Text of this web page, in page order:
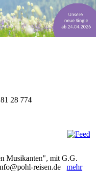
28 774
Musikanten", mit G.G.
reisen.de mehr